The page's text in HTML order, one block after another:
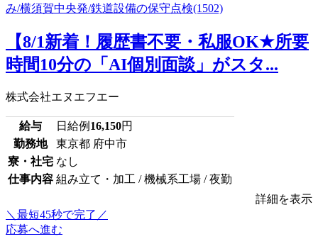
【8/1新着！履歴書不要・私服OK★所要
時間10分の「AI個別面談」がスタ...
株式会社エヌエフエー
給与 日給例 16,150円
勤務地
東京都 府中市
寮・社宅 なし
仕事内容 組み立て・加工 / 機械系工場 / 夜勤
詳細を表示
＼最短45秒で完了／
応募へ進む